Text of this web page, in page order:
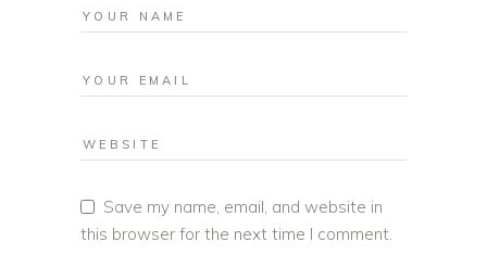
Save my name, email, and website in
this browser for the next time I comment.